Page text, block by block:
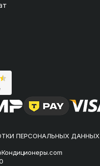
ПЕРСОНАЛЬНЫХ ДАННЫХ